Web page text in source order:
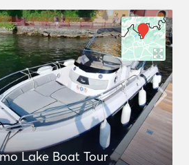
Lake Boat Tour